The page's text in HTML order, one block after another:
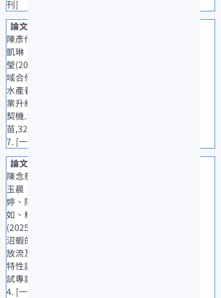
刊]
陳彥伶、陳
凱琳、黃美
瑩(2025)跨
域合作推動
水產養殖產
業升級的新
契機.水產種
苗,326: 15-1
7. [一般期刊]
陳念慈、蕭
玉晨、莊凱
婷、陳冠
如、楊順德
(2025)貪食
沼蝦的標記
放流及生殖
特性調查.水
試專訊,89: 1-
4. [一般期刊]